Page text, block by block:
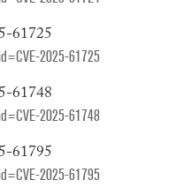
61725
2025-61725
61748
2025-61748
61795
2025-61795